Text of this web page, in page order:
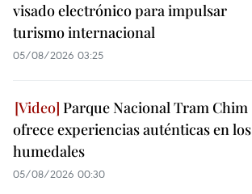
visado electrónico para impulsar
turismo internacional
05/08/2026 03:25
Parque Nacional Tram Chim
ofrece experiencias auténticas en los
humedales
05/08/2026 00:30